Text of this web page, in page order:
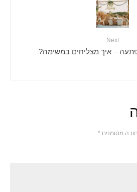
Next
– איך מצליחים במשימה?
מסומנים *